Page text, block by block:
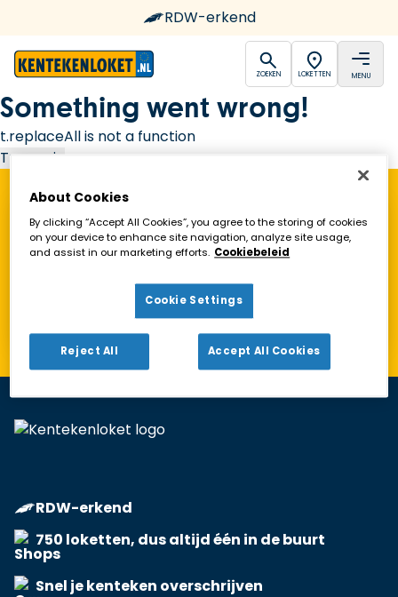
RDW-erkend
open
ZOEKEN LOKETTEN MENU
Something went wrong!
t.replaceAll is not a function
Try again
Vind een Kentekenloket in de buurt!
Toon alleen geopende loketten
RDW-erkend
750 loketten, dus altijd één in de buurt
Snel je kenteken overschrijven
About Cookies
By clicking “Accept All Cookies”, you agree to the storing of cookies
on your device to enhance site navigation, analyze site usage,
and assist in our marketing efforts. Cookiebeleid
Cookie Settings
Reject All Accept All Cookies